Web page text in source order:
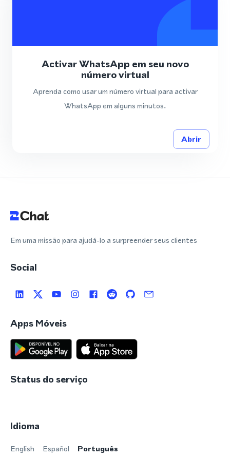
Activar WhatsApp em seu novo
número virtual
Aprenda como usar um número virtual para activar
WhatsApp em alguns minutos.
Abrir
Em uma missão para ajudá-lo a surpreender seus clientes
Social
Apps Móveis
Status do serviço
Idioma
English Español Português